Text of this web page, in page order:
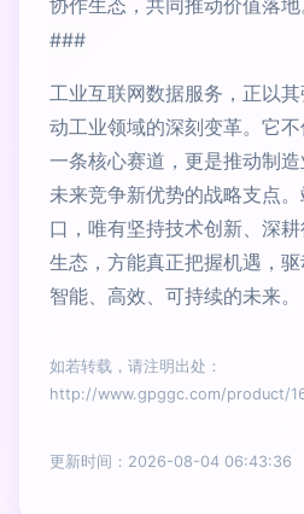
###
工业互联网数据服务，正以
动工业领域的深刻变革。它
一条核心赛道，更是推动制
未来竞争新优势的战略支点
口，唯有坚持技术创新、深
生态，方能真正把握机遇，
智能、高效、可持续的未来。
如若转载，请注明出处：
http://www.gpggc.com/product/
更新时间：2026-08-04 06:43:36